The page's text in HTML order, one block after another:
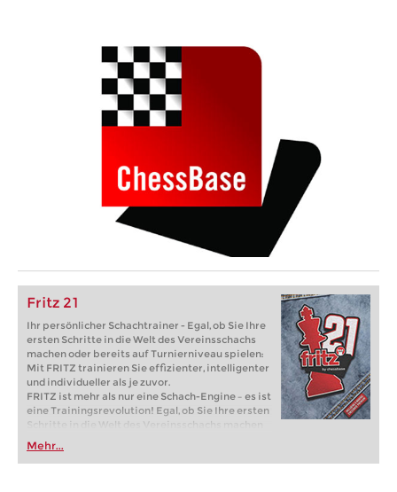
Fritz 21
Ihr persönlicher Schachtrainer - Egal, ob Sie Ihre
ersten Schritte in die Welt des Vereinsschachs
machen oder bereits auf Turnierniveau spielen:
Mit FRITZ trainieren Sie effizienter, intelligenter
und individueller als je zuvor.
FRITZ ist mehr als nur eine Schach-Engine – es ist
eine Trainingsrevolution! Egal, ob Sie Ihre ersten
Schritte in die Welt des Vereinsschachs machen
oder bereits auf Turnierniveau spielen: Mit
FRITZ trainieren Sie effizienter, intelligenter und
individueller als je zuvor.
Mehr...